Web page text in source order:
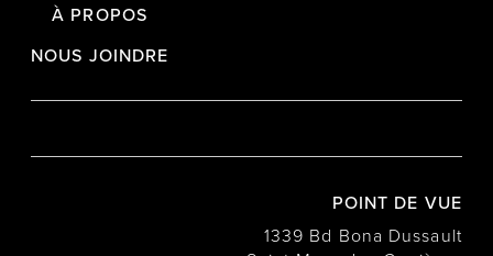
À PROPOS
NOUS JOINDRE
POINT DE VUE
1339 Bd Bona Dussault